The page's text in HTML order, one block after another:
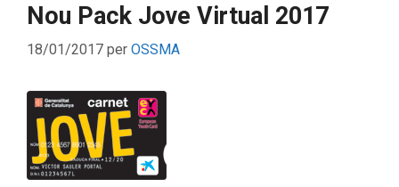
Nou Pack Jove Virtual 2017
18/01/2017 per OSSMA